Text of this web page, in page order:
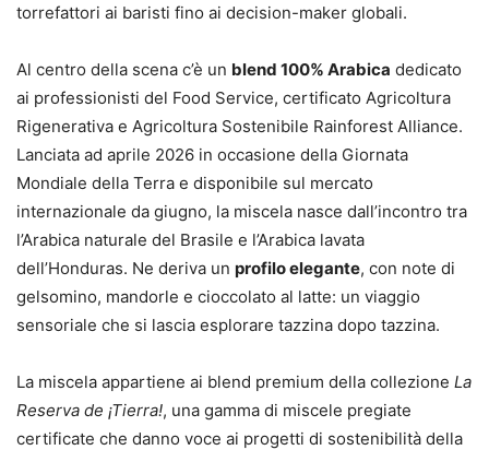
torrefattori ai baristi fino ai decision-maker globali.
Al centro della scena c’è un blend 100% Arabica dedicato
ai professionisti del Food Service, certificato Agricoltura
Rigenerativa e Agricoltura Sostenibile Rainforest Alliance.
Lanciata ad aprile 2026 in occasione della Giornata
Mondiale della Terra e disponibile sul mercato
internazionale da giugno, la miscela nasce dall’incontro tra
l’Arabica naturale del Brasile e l’Arabica lavata
dell’Honduras. Ne deriva un profilo elegante, con note di
gelsomino, mandorle e cioccolato al latte: un viaggio
sensoriale che si lascia esplorare tazzina dopo tazzina.
La miscela appartiene ai blend premium della collezione La
Reserva de ¡Tierra!, una gamma di miscele pregiate
certificate che danno voce ai progetti di sostenibilità della